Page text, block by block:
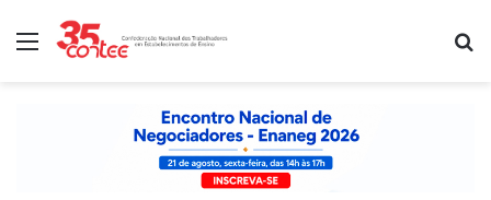
Menu